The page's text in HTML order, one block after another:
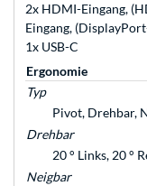
2x HDMI-Eingang,
Eingang,
1x USB-C
Ergonomie
Typ
Pivot, Drehbar,
Drehbar
20 ° Links, 20 °
Neigbar